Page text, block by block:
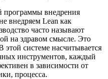
программы внедрения
внедряем Lean как
часто называют
на здравом смысле. Это
этой системе насчитывается
инструментов, каждый
в зависимости от
процесса.